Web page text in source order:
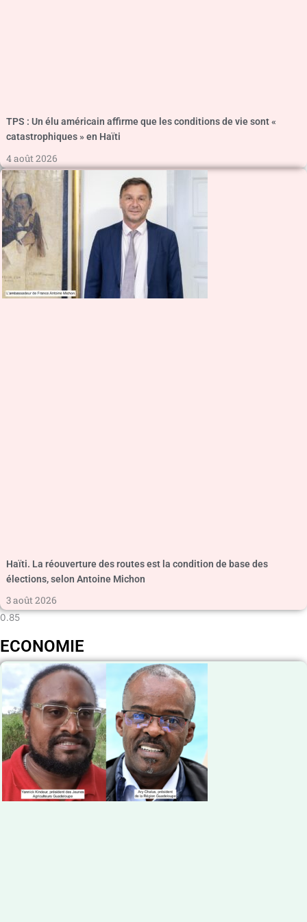
TPS : Un élu américain affirme que les conditions de vie sont «
catastrophiques » en Haïti
4 août 2026
Haïti. La réouverture des routes est la condition de base des
élections, selon Antoine Michon
3 août 2026
ECONOMIE